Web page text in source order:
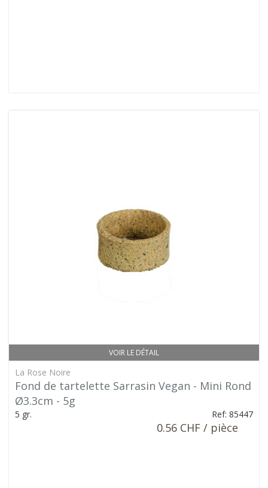
VOIR LE DÉTAIL
La Rose Noire
Fond de tartelette Sarrasin Vegan - Mini Rond
Ø3.3cm - 5g
5 gr. Ref: 85447
0.56 CHF / pièce